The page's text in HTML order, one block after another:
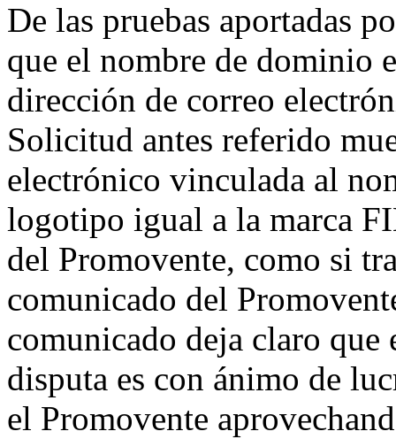
De las pruebas aportadas
que el nombre de dominio
dirección de correo
Solicitud antes referido
electrónico vinculada al
logotipo igual a la marca
del Promovente, como si
comunicado del
comunicado deja claro
disputa es con ánimo de
el Promovente